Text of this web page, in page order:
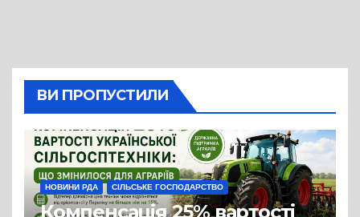
ВИ ПРОПУСТИЛИ
НОВИНИ РДА СІЛЬСЬКЕ ГОСПОДАРСТВО
Компенсація 25% вартості